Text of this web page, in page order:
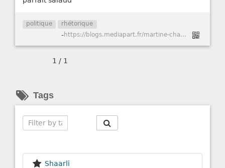
politique rhétorique
- https://blogs.mediapart.fr/martine-chantecaille/blog/020216/la-rhetorique-du-tabou-et-la-lecon-d-orwell
1 / 1
Tags
Shaarli